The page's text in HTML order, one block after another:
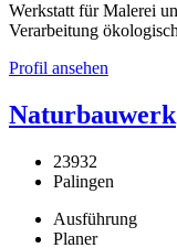
Werkstatt für Malerei
Verarbeitung
Profil ansehen
Naturbauwerk
23932
Palingen
Ausführung
Planer